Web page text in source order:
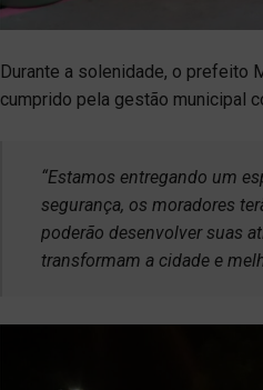
Durante a solenidade, o prefeito
cumprido pela gestão municipal
“Estamos entregando um
segurança, os moradores
poderão desenvolver suas
transformam a cidade e